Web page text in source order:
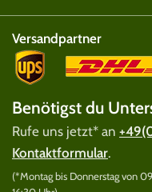
Versandpartner
Benötigst du
Rufe uns jetzt* an
Kontaktformular.
(*Montag bis Donnerstag von